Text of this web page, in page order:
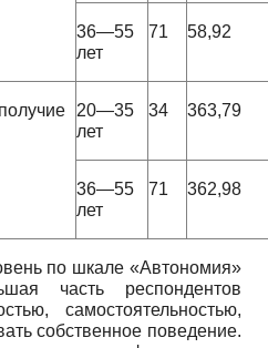
36—55
лет
71 58,92
20—35
лет
34 363,79
36—55
лет
71 362,98
по шкале «Автономия»
часть респондентов
самостоятельностью,
собственное поведение.